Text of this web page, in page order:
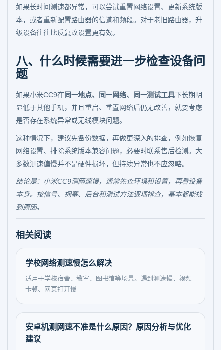
如果长时间测速都异常，可以尝试重置网络设置、更新系统版
本，或者重新配置路由器的信道和频段。对于老旧路由器，升
级设备往往比反复改设置更有效。
八、什么时候需要进一步检查设备问
题
如果小米CC9在同一地点、同一网络、同一测试工具下长期明
显低于其他手机，并且重启、重置网络后仍无改善，就要考虑
是否存在系统异常或无线模块问题。
这种情况下，建议先备份数据，再做更深入的排查，例如恢复
网络设置、排除系统版本兼容问题，必要时联系售后检测。大
多数测速偏慢并不是硬件损坏，但持续异常也不应忽略。
结论是：小米CC9测网速慢，通常先查环境和设置，再看设备
本身。按信号、拥塞、后台和测试方法逐项排查，基本都能找
到原因。
相关阅读
学校网络测速慢怎么解决
适用于学校宿舍、教室、图书馆等场景。遇到测速慢、视频
卡顿、网页打开慢...
安卓机测网速不准是什么原因？原因分析与优化
建议